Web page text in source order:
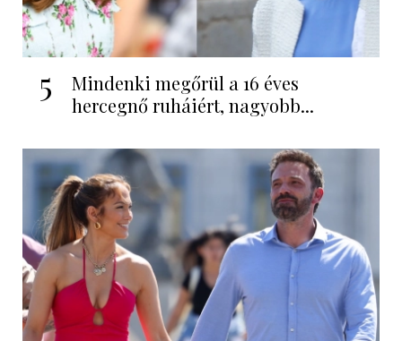
5
Mindenki megőrül a 16 éves
hercegnő ruháiért, nagyobb...